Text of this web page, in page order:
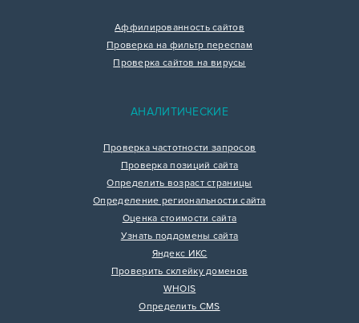
Аффилированность сайтов
Проверка на фильтр переспам
Проверка сайтов на вирусы
АНАЛИТИЧЕСКИЕ
Проверка частотности запросов
Проверка позиций сайта
Определить возраст страницы
Определение региональности сайта
Оценка стоимости сайта
Узнать поддомены сайта
Яндекс ИКС
Проверить склейку доменов
WHOIS
Определить CMS